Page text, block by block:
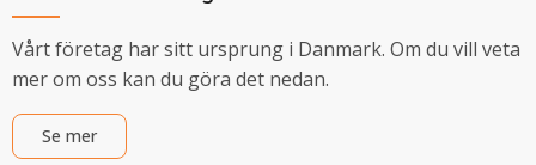
Vårt företag har sitt ursprung i Danmark. Om du vill veta
mer om oss kan du göra det nedan.
Se mer